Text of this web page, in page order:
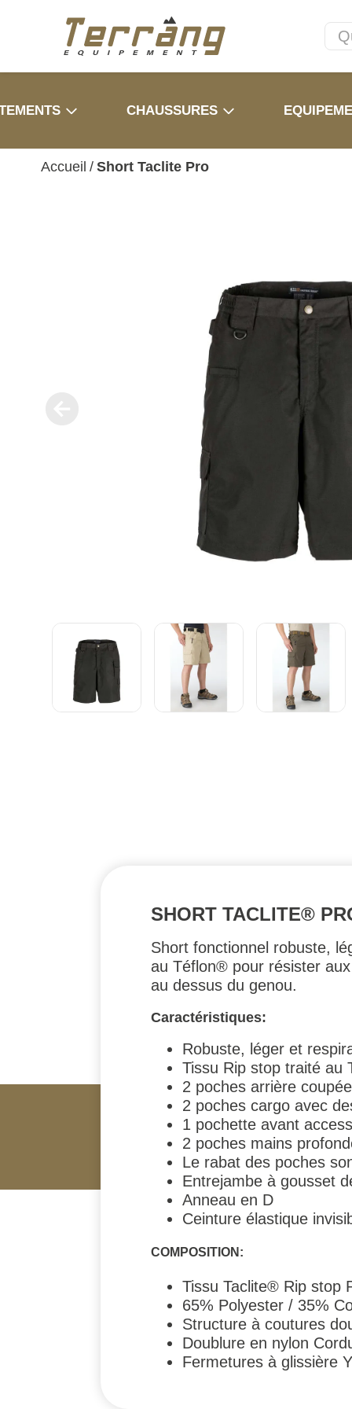
CHAUSSURES
Accueil / Short Taclite Pro
SHORT TACLITE®
Short fonctionnel robuste,
au Téflon® pour résister
au dessus du genou.
Caractéristiques:
Robuste, léger et
Tissu Rip stop traité au
2 poches arrière
2 poches cargo avec
1 pochette avant
2 poches mains
Le rabat des poches
Entrejambe à gousset
Anneau en D
Ceinture élastique
COMPOSITION:
Tissu Taclite® Rip stop
65% Polyester / 35%
Structure à coutures
Doublure en nylon
Fermetures à glissière